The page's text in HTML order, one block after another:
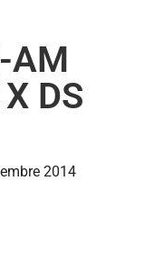
AM
DS
2014